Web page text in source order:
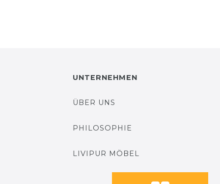
UNTERNEHMEN
ÜBER UNS
PHILOSOPHIE
LIVIPUR MÖBEL